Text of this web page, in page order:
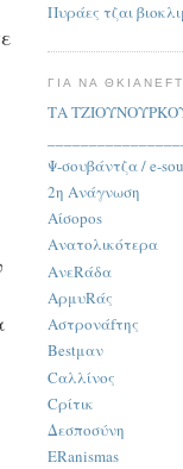
Πυράες τζαι
ΓΙΑ ΝΑ
ΤΑ
Ψ-σουβάντζα / e-
2η Ανάγνωση
Αίσοpos
Ανατολικότερα
ΑνεRάδα
ΑρμυRάς
Αστρονάfτης
Bestμαν
Cαλλίνος
Cρίτικ
Δεσποσύνη
ERanismas